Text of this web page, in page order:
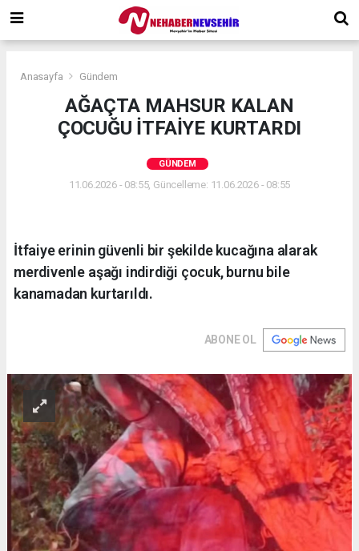
Anasayfa Gündem
AĞAÇTA MAHSUR KALAN
ÇOCUĞU İTFAİYE KURTARDI
GÜNDEM
11.06.2026 - 08:55, Güncelleme: 11.06.2026 - 08:55
İtfaiye erinin güvenli bir şekilde kucağına alarak
merdivenle aşağı indirdiği çocuk, burnu bile
kanamadan kurtarıldı.
ABONE OL